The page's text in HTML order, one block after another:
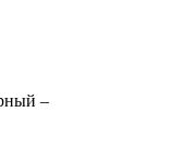
–